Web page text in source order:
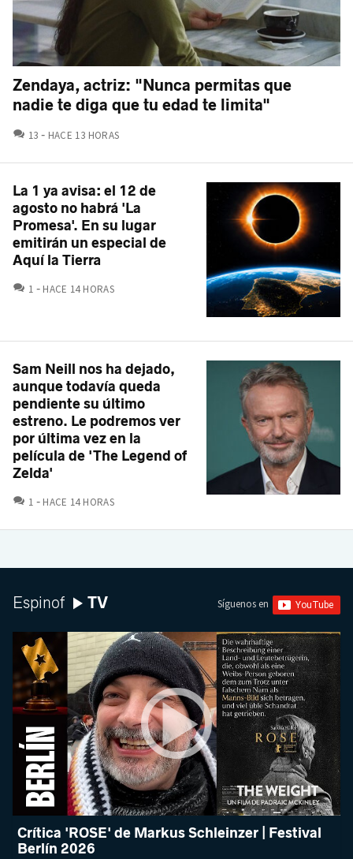
Zendaya, actriz: "Nunca permitas que
nadie te diga que tu edad te limita"
13 COMENTARIOS
HACE 13 HORAS
La 1 ya avisa: el 12 de
agosto no habrá 'La
Promesa'. En su lugar
emitirán un especial de
Aquí la Tierra
1 COMENTARIOS
HACE 14 HORAS
Sam Neill nos ha dejado,
aunque todavía queda
pendiente su último
estreno. Le podremos ver
por última vez en la
película de 'The Legend of
Zelda'
1 COMENTARIOS
HACE 14 HORAS
Espinof TV Síguenos en
Crítica 'ROSE' de Markus Schleinzer | Festival
Berlín 2026